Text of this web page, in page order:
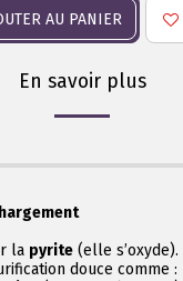
AU PANIER
En savoir plus
la pyrite (elle s’oxyde).
douce comme :